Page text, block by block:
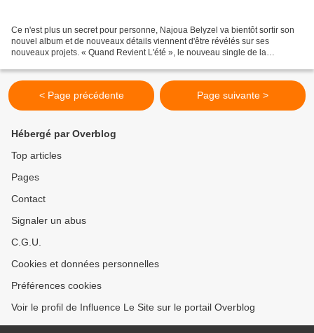
Ce n'est plus un secret pour personne, Najoua Belyzel va bientôt sortir son
nouvel album et de nouveaux détails viennent d'être révélés sur ses
nouveaux projets. « Quand Revient L'été », le nouveau single de la
< Page précédente Page suivante >
Hébergé par Overblog
Top articles
Pages
Contact
Signaler un abus
C.G.U.
Cookies et données personnelles
Préférences cookies
Voir le profil de Influence Le Site sur le portail Overblog